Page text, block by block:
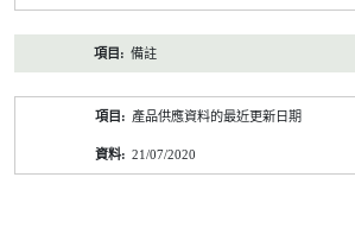
備註
產品供應資料的最近更新日期
21/07/2020